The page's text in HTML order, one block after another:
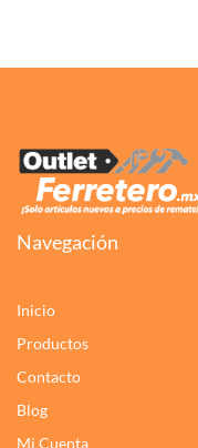
Navegación
Inicio
Productos
Contacto
Blog
Mi Cuenta